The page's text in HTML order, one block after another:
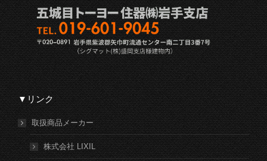
▼リンク
取扱商品メーカー
株式会社 LIXIL